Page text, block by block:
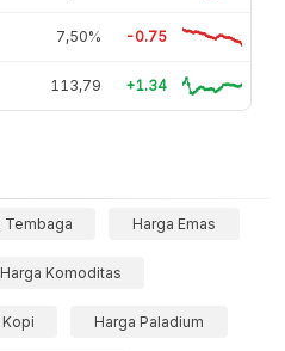
7,50% -0.75
113,79 +1.34
Tembaga Harga Emas
Harga Komoditas
Kopi Harga Paladium